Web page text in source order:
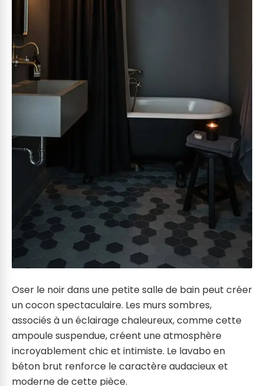
Oser le noir dans une petite salle de bain peut créer
un cocon spectaculaire. Les murs sombres,
associés à un éclairage chaleureux, comme cette
ampoule suspendue, créent une atmosphère
incroyablement chic et intimiste. Le lavabo en
béton brut renforce le caractère audacieux et
moderne de cette pièce.